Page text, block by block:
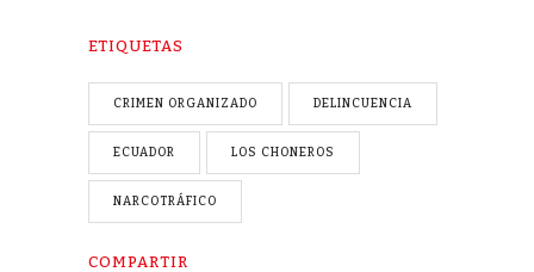
ETIQUETAS
CRIMEN ORGANIZADO DELINCUENCIA
ECUADOR LOS CHONEROS
NARCOTRÁFICO
COMPARTIR